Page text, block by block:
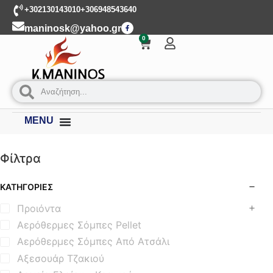
+302130143010+306948543640
maninosk@yahoo.gr
0
MENU
Φίλτρα
ΚΑΤΗΓΟΡΊΕΣ
Προιόντα
Αερόθερμες Σόμπες Pellet
Αερόθερμες Σόμπες Από Ατσάλι
Αξεσουάρ Τζακιού